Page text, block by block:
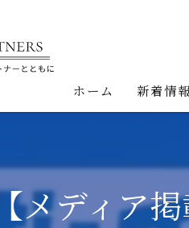
ホーム 新着情報
メディア